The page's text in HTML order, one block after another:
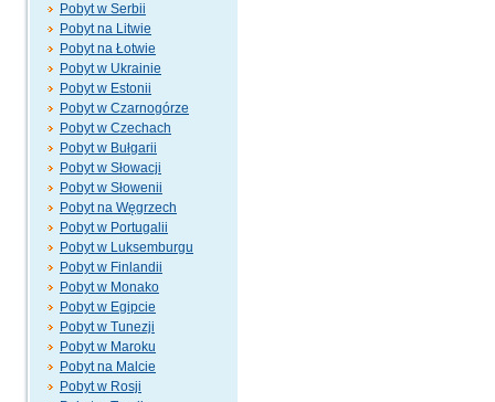
Pobyt w Serbii
Pobyt na Litwie
Pobyt na Łotwie
Pobyt w Ukrainie
Pobyt w Estonii
Pobyt w Czarnogórze
Pobyt w Czechach
Pobyt w Bułgarii
Pobyt w Słowacji
Pobyt w Słowenii
Pobyt na Węgrzech
Pobyt w Portugalii
Pobyt w Luksemburgu
Pobyt w Finlandii
Pobyt w Monako
Pobyt w Egipcie
Pobyt w Tunezji
Pobyt w Maroku
Pobyt na Malcie
Pobyt w Rosji